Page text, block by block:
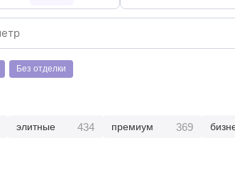
Без отделки
элитные 434 премиум 369